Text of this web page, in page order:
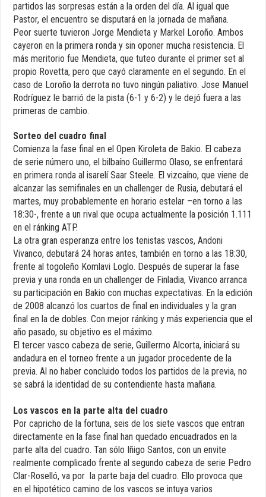
partidos las sorpresas están a la orden del día. Al igual que
Pastor, el encuentro se disputará en la jornada de mañana.
Peor suerte tuvieron Jorge Mendieta y Markel Loroño. Ambos
cayeron en la primera ronda y sin oponer mucha resistencia. El
más meritorio fue Mendieta, que tuteo durante el primer set al
propio Rovetta, pero que cayó claramente en el segundo. En el
caso de Loroño la derrota no tuvo ningún paliativo. Jose Manuel
Rodríguez le barrió de la pista (6-1 y 6-2) y le dejó fuera a las
primeras de cambio.
Sorteo del cuadro final
Comienza la fase final en el Open Kiroleta de Bakio. El cabeza
de serie número uno, el bilbaíno Guillermo Olaso, se enfrentará
en primera ronda al isarelí Saar Steele. El vizcaíno, que viene de
alcanzar las semifinales en un challenger de Rusia, debutará el
martes, muy probablemente en horario estelar –en torno a las
18:30-, frente a un rival que ocupa actualmente la posición 1.111
en el ránking ATP.
La otra gran esperanza entre los tenistas vascos, Andoni
Vivanco, debutará 24 horas antes, también en torno a las 18:30,
frente al togoleño Komlavi Loglo. Después de superar la fase
previa y una ronda en un challenger de Finladia, Vivanco arranca
su participación en Bakio con muchas expectativas. En la edición
de 2008 alcanzó los cuartos de final en individuales y la gran
final en la de dobles. Con mejor ránking y más experiencia que el
año pasado, su objetivo es el máximo.
El tercer vasco cabeza de serie, Guillermo Alcorta, iniciará su
andadura en el torneo frente a un jugador procedente de la
previa. Al no haber concluido todos los partidos de la previa, no
se sabrá la identidad de su contendiente hasta mañana.
Los vascos en la parte alta del cuadro
Por capricho de la fortuna, seis de los siete vascos que entran
directamente en la fase final han quedado encuadrados en la
parte alta del cuadro. Tan sólo Iñigo Santos, con un envite
realmente complicado frente al segundo cabeza de serie Pedro
Clar-Roselló, va por la parte baja del cuadro. Ello provoca que
en el hipotético camino de los vascos se intuya varios